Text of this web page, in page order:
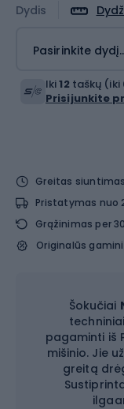
Dydis
Pasirinkite
Iki12 taškų (iki
Prisijunkite
Greitas siuntimas
Pristatymas nuo
Grąžinimas per
Originalūs
Šokučiai
pagaminti iš
mišinio. Jie
greitą